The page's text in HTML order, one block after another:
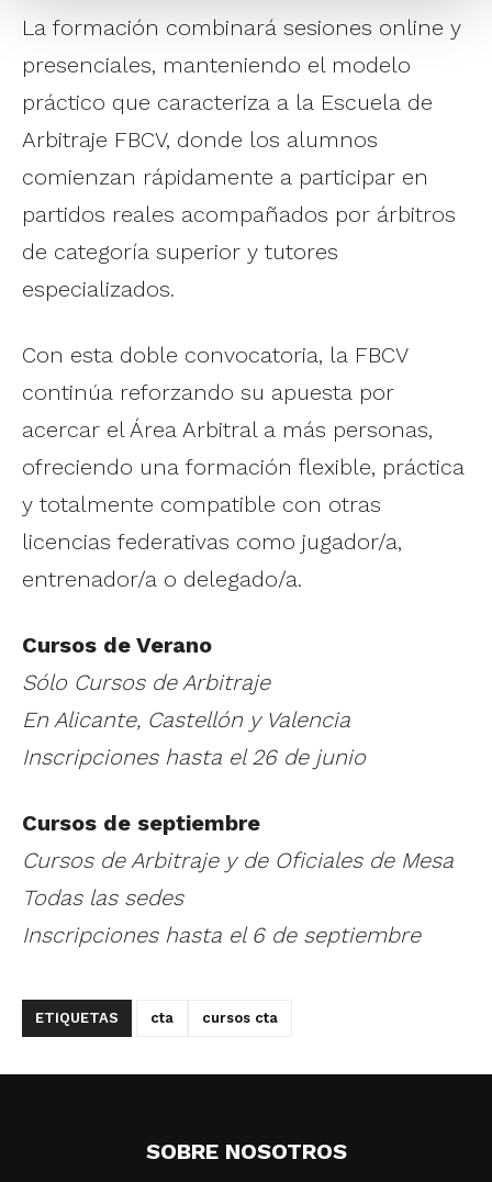
La formación combinará sesiones online y
presenciales, manteniendo el modelo
práctico que caracteriza a la Escuela de
Arbitraje FBCV, donde los alumnos
comienzan rápidamente a participar en
partidos reales acompañados por árbitros
de categoría superior y tutores
especializados.
Con esta doble convocatoria, la FBCV
continúa reforzando su apuesta por
acercar el Área Arbitral a más personas,
ofreciendo una formación flexible, práctica
y totalmente compatible con otras
licencias federativas como jugador/a,
entrenador/a o delegado/a.
Cursos de Verano
Sólo Cursos de Arbitraje
En Alicante, Castellón y Valencia
Inscripciones hasta el 26 de junio
Cursos de septiembre
Cursos de Arbitraje y de Oficiales de Mesa
Todas las sedes
Inscripciones hasta el 6 de septiembre
ETIQUETAS cta cursos cta
SOBRE NOSOTROS